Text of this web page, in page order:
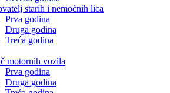
starih i nemoćnih lica
Prva godina
Druga godina
Treća godina
motornih vozila
Prva godina
Druga godina